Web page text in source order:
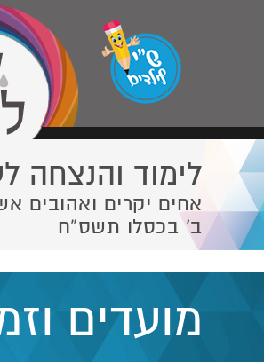
לימוד והנצחה
אחים יקרים ואהובים
ב' בכסלו תשס”ח
מועדים